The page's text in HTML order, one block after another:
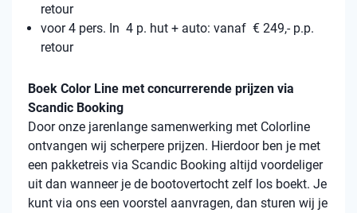
retour
voor 4 pers. In 4 p. hut + auto: vanaf € 249,- p.p.
retour
Boek Color Line met concurrerende prijzen via
Scandic Booking
Door onze jarenlange samenwerking met Colorline
ontvangen wij scherpere prijzen. Hierdoor ben je met
een pakketreis via Scandic Booking altijd voordeliger
uit dan wanneer je de bootovertocht zelf los boekt. Je
kunt via ons een voorstel aanvragen, dan sturen wij je